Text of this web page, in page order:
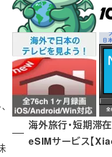
海外旅行・短期滞
eSIMサービス【